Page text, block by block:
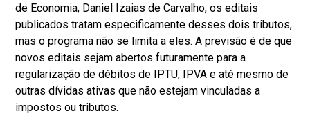
de Economia, Daniel Izaias de Carvalho, os editais
publicados tratam especificamente desses dois tributos,
mas o programa não se limita a eles. A previsão é de que
novos editais sejam abertos futuramente para a
regularização de débitos de IPTU, IPVA e até mesmo de
outras dívidas ativas que não estejam vinculadas a
impostos ou tributos.